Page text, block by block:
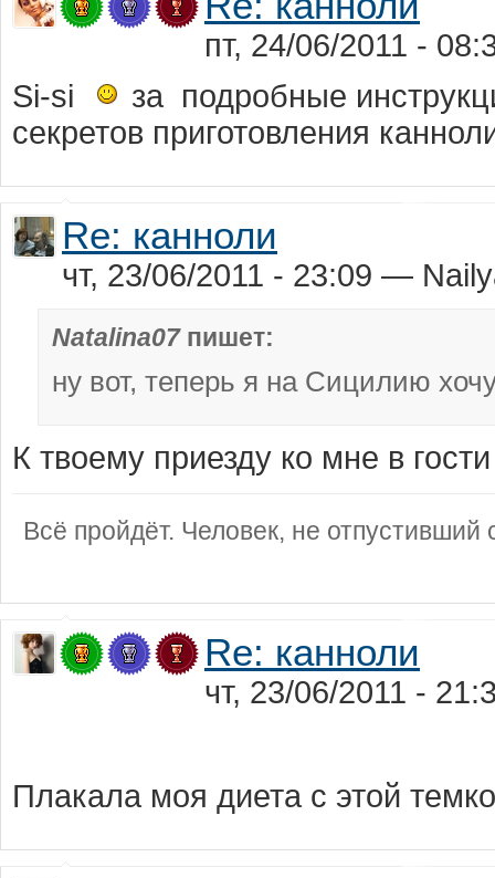
пт, 24/06/2011 -
Si-si
за подробные
секретов приготовления
Re: канноли
чт, 23/06/2011 - 23:09 —
Natalina07пишет:
ну вот, теперь я на Сицилию
К твоему приезду ко мне в
Всё пройдёт. Человек, не отпустивший
Re: канноли
чт, 23/06/2011 -
Плакала моя диета с этой